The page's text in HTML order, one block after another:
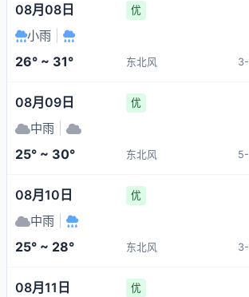
08月08日 优
小雨
26° ~ 31° 东北风
08月09日 优
中雨
25° ~ 30° 东北风
08月10日 优
中雨
25° ~ 28° 东北风
08月11日 优